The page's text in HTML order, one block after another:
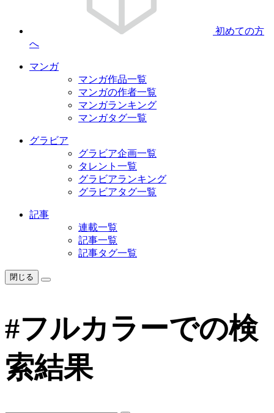
初めての方
へ
マンガ
マンガ作品一覧
マンガの作者一覧
マンガランキング
マンガタグ一覧
グラビア
グラビア企画一覧
タレント一覧
グラビアランキング
グラビアタグ一覧
記事
連載一覧
記事一覧
記事タグ一覧
閉じる
#フルカラーでの検
索結果